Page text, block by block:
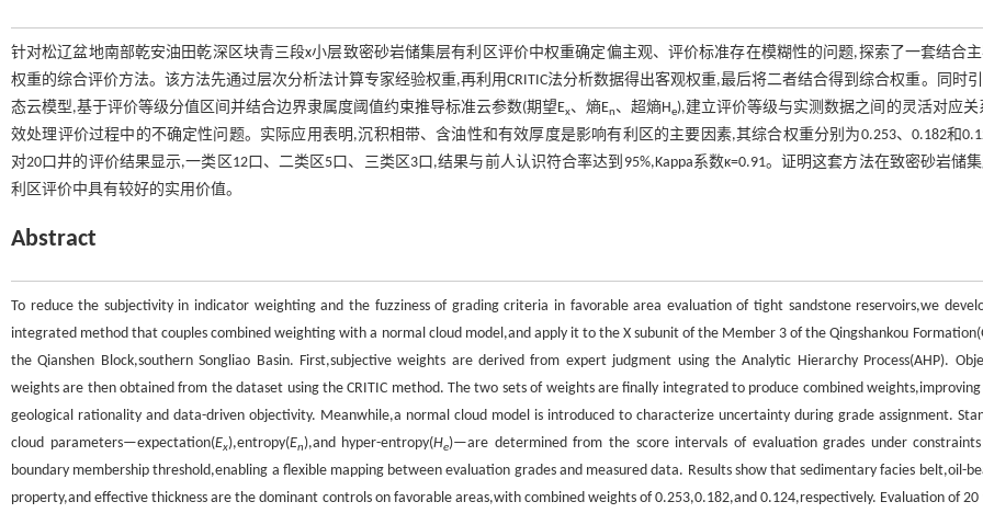
针对松辽盆地南部乾安油田乾深区块青三段x小层致密砂岩储集层有利区评价中权重确定偏主观、评价标准存在模糊性的问题,探索了一套结合
权重的综合评价方法。该方法先通过层次分析法计算专家经验权重,再利用CRITIC法分析数据得出客观权重,最后将二者结合得到综合权重。同时
态云模型,基于评价等级分值区间并结合边界隶属度阈值约束推导标准云参数(期望Ex、熵En、超熵He),建立评价等级与实测数据之间的灵活对应关
效处理评价过程中的不确定性问题。实际应用表明,沉积相带、含油性和有效厚度是影响有利区的主要因素,其综合权重分别为0.253、0.182和
对20口井的评价结果显示,一类区12口、二类区5口、三类区3口,结果与前人认识符合率达到95%,Kappa系数κ=0.91。证明这套方法在致密砂岩储
利区评价中具有较好的实用价值。
Abstract
To reduce the subjectivity in indicator weighting and the fuzziness of grading criteria in favorable area evaluation of tight sandstone reservoirs,we
integrated method that couples combined weighting with a normal cloud model,and apply it to the X subunit of the Member 3 of the Qingshankou
the Qianshen Block,southern Songliao Basin. First,subjective weights are derived from expert judgment using the Analytic Hierarchy Process(AHP).
weights are then obtained from the dataset using the CRITIC method. The two sets of weights are finally integrated to produce combined
geological rationality and data-driven objectivity. Meanwhile,a normal cloud model is introduced to characterize uncertainty during grade assignment.
cloud parameters—expectation(Ex),entropy(En),and hyper-entropy(He)—are determined from the score intervals of evaluation grades under
boundary membership threshold,enabling a flexible mapping between evaluation grades and measured data. Results show that sedimentary facies belt,oil-
property,and effective thickness are the dominant controls on favorable areas,with combined weights of 0.253,0.182,and 0.124,respectively. Evaluation of 20